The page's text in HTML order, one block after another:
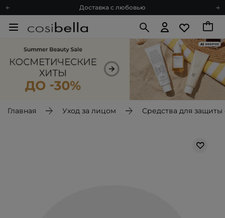
Доставка с любовью
Подарочные карты
Спроси косметолога
Познакомимся?
Доставка с любовью
Блог
Главная Уход за лицом Средства для защиты